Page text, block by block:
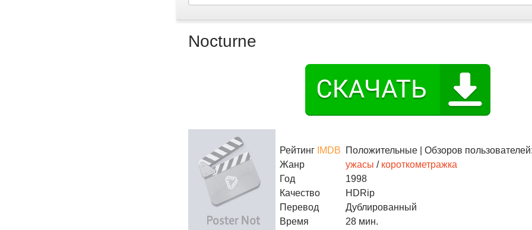
Nocturne
Рейтинг IMDB Положительные | Обзоров
Жанр
ужасы / короткометражка
Год
1998
Качество
HDRip
Перевод
Дублированный
Время
28 мин.